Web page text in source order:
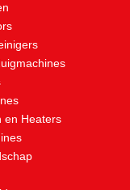
en Heaters